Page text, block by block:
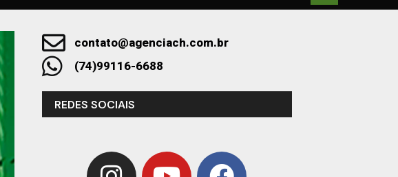
contato@agenciach.com.br
(74)99116-6688
REDES SOCIAIS